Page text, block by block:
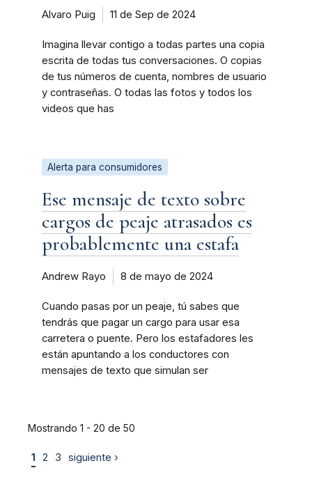
Alvaro Puig 11 de Sep de 2024
Imagina llevar contigo a todas partes una copia
escrita de todas tus conversaciones. O copias
de tus números de cuenta, nombres de usuario
y contraseñas. O todas las fotos y todos los
videos que has
Alerta para consumidores
Ese mensaje de texto sobre
cargos de peaje atrasados es
probablemente una estafa
Andrew Rayo 8 de mayo de 2024
Cuando pasas por un peaje, tú sabes que
tendrás que pagar un cargo para usar esa
carretera o puente. Pero los estafadores les
están apuntando a los conductores con
mensajes de texto que simulan ser
Mostrando 1 - 20 de 50
1 2 3 siguiente ›